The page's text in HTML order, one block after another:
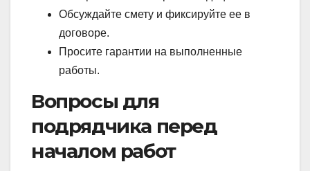
Обсуждайте смету и фиксируйте ее в
договоре.
Просите гарантии на выполненные
работы.
Вопросы для
подрядчика перед
началом работ